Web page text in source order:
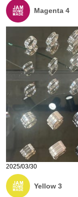
Magenta 4
2025/03/30
Yellow 3